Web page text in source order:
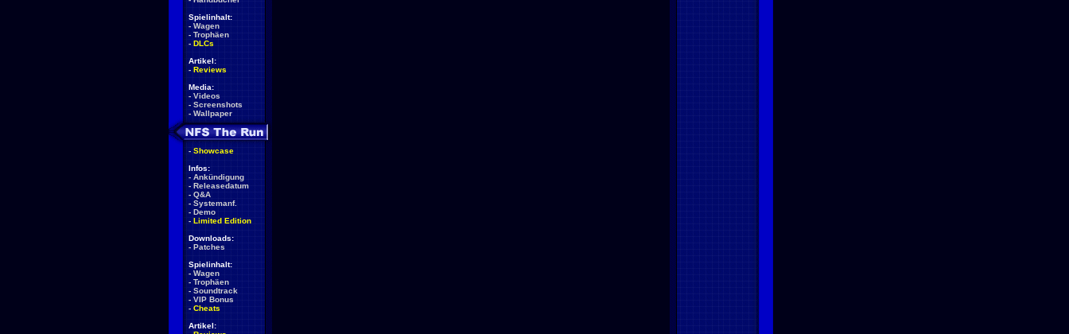
Spielinhalt:
- Wagen
- Trophäen
- DLCs
Artikel:
- Reviews
Media:
- Videos
- Screenshots
- Wallpaper
- Showcase
Infos:
- Ankündigung
- Releasedatum
- Q&A
- Systemanf.
- Demo
- Limited Edition
Downloads:
- Patches
Spielinhalt:
- Wagen
- Trophäen
- Soundtrack
- VIP Bonus
- Cheats
Artikel: